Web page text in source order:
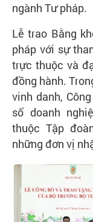
giá
Tin
tức
Liên
hệ
ngành Tư pháp.
Lễ trao Bằng
pháp với sự
trực thuộc và
đồng hành.
vinh danh,
số doanh
thuộc Tập
những đơn vị